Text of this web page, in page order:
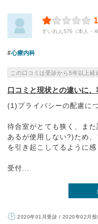
すいれん576（本人・
心療内科
この口コミは受診から5年以上経
口コミと現状との違いに
(1)プライバシーの配慮に
待合室がとても狭く、ま
あるが使用しない?)ため
を引き起こしてるように感
受付...
2020年01月受診 / 2020年02月投